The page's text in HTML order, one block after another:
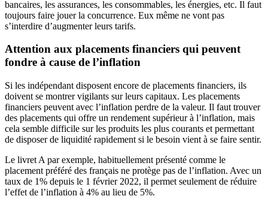
bancaires, les assurances, les consommables, les énergies, etc. Il faut
toujours faire jouer la concurrence. Eux même ne vont pas
s’interdire d’augmenter leurs tarifs.
Attention aux placements financiers qui peuvent
fondre à cause de l’inflation
Si les indépendant disposent encore de placements financiers, ils
doivent se montrer vigilants sur leurs capitaux. Les placements
financiers peuvent avec l’inflation perdre de la valeur. Il faut trouver
des placements qui offre un rendement supérieur à l’inflation, mais
cela semble difficile sur les produits les plus courants et permettant
de disposer de liquidité rapidement si le besoin vient à se faire sentir.
Le livret A par exemple, habituellement présenté comme le
placement préféré des français ne protège pas de l’inflation. Avec un
taux de 1% depuis le 1 février 2022, il permet seulement de réduire
l’effet de l’inflation à 4% au lieu de 5%.